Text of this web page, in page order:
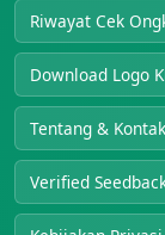
Riwayat Cek
Download Logo
Tentang & Kontak
Verified